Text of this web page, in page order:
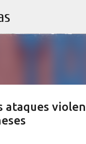
ataques